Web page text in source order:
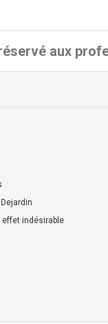
aux
effet indésirable